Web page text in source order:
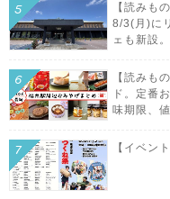
【読みも
8/3(月)に
ェも新設。
【読みも
ド。定番
味期限、
【イベン